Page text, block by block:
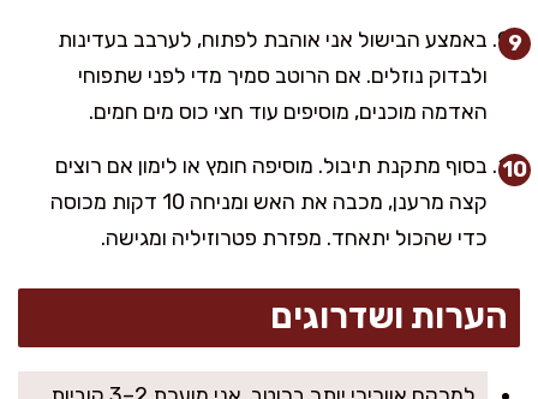
באמצע הבישול אני אוהבת לפתוח, לערבב בעדינות
ולבדוק נוזלים. אם הרוטב סמיך מדי לפני שתפוחי
האדמה מוכנים, מוסיפים עוד חצי כוס מים חמים.
בסוף מתקנת תיבול. מוסיפה חומץ או לימון אם רוצים
קצה מרענן, מכבה את האש ומניחה 10 דקות מכוסה
כדי שהכול יתאחד. מפזרת פטרוזיליה ומגישה.
הערות ושדרוגים